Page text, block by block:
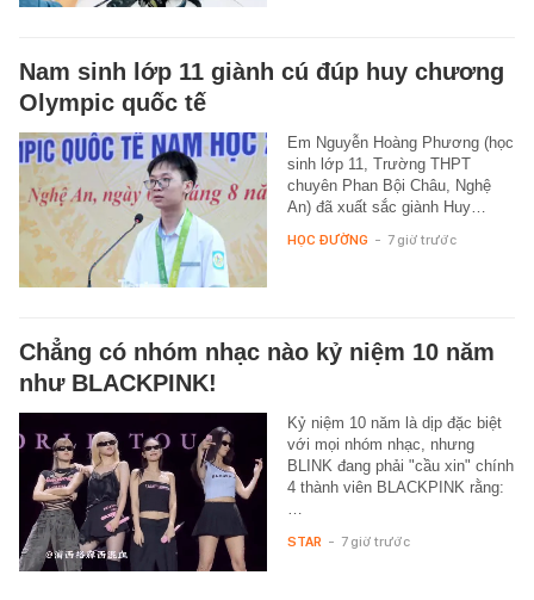
Nam sinh lớp 11 giành cú đúp huy chương
Olympic quốc tế
Em Nguyễn Hoàng Phương (học
sinh lớp 11, Trường THPT
chuyên Phan Bội Châu, Nghệ
An) đã xuất sắc giành Huy…
HỌC ĐƯỜNG - 7 giờ trước
Chẳng có nhóm nhạc nào kỷ niệm 10 năm
như BLACKPINK!
Kỷ niệm 10 năm là dịp đặc biệt
với mọi nhóm nhạc, nhưng
BLINK đang phải "cầu xin" chính
4 thành viên BLACKPINK rằng:
…
STAR - 7 giờ trước